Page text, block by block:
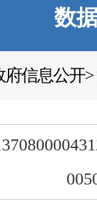
数
府信息公开>